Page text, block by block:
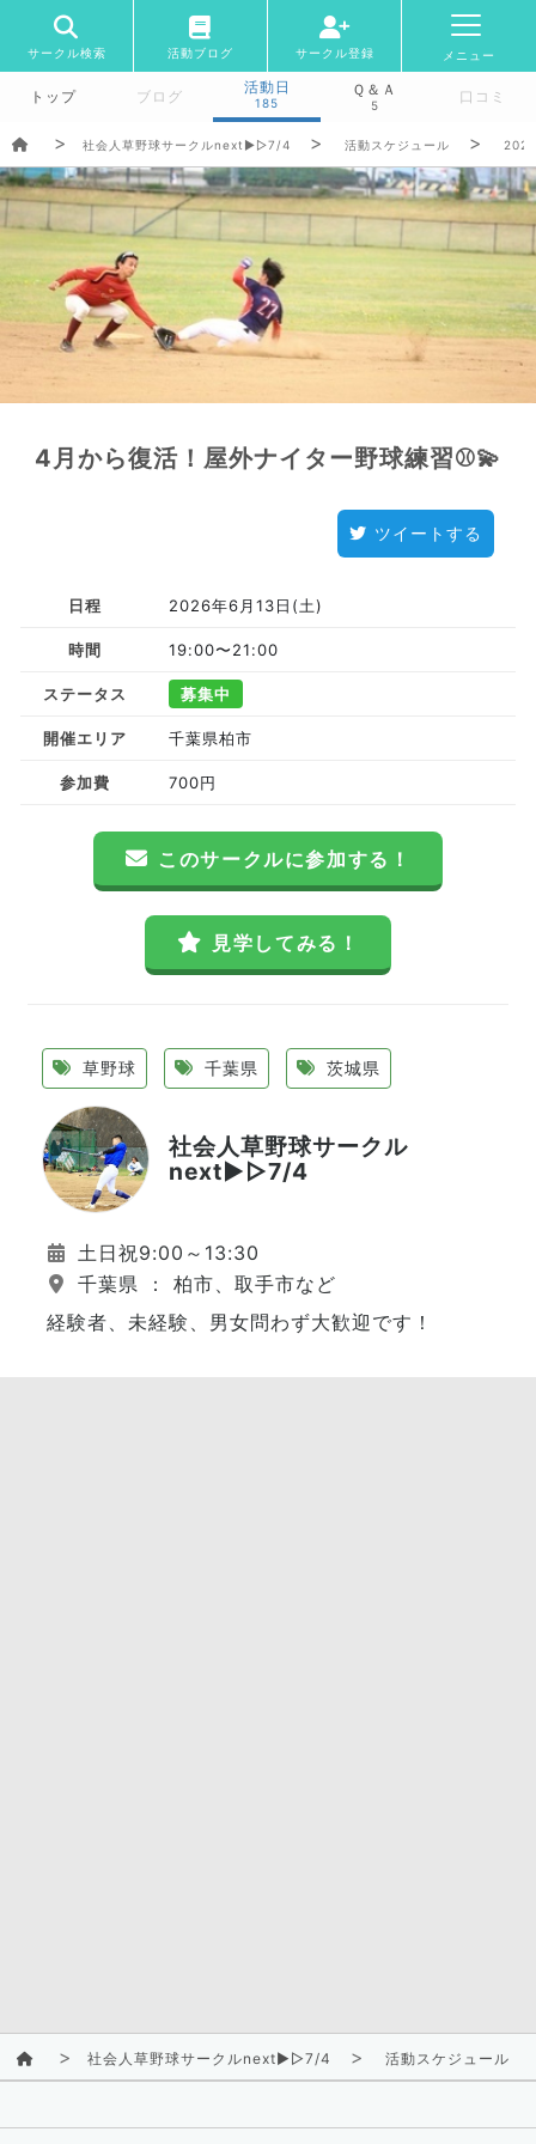
サークル検索 活動ブログ サークル登録 メニュー
トップ ブログ
活動日
185
Ｑ＆Ａ
5 口コミ
社会人草野球サークルnext▶︎▷7/4 活動スケジュール
4月から復活！屋外ナイター野球練習⚾️💫
ツイートする
日程 2026年6月13日(土)
時間 19:00〜21:00
ステータス 募集中
開催エリア 千葉県柏市
参加費 700円
このサークルに参加する！
見学してみる！
草野球 千葉県 茨城県
社会人草野球サークル
next▶︎▷7/4
土日祝9:00～13:30
千葉県 ： 柏市、取手市など
経験者、未経験、男女問わず大歓迎です！
社会人草野球サークルnext▶︎▷7/4 活動スケジュール